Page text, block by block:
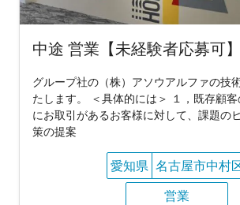
中途 営業【未経験者応募可】
グループ社の（株）アソウアルファの技
たします。 ＜具体的には＞ １，既存顧
にお取引があるお客様に対して、課題の
策の提案
愛知県 名古屋市中村
営業